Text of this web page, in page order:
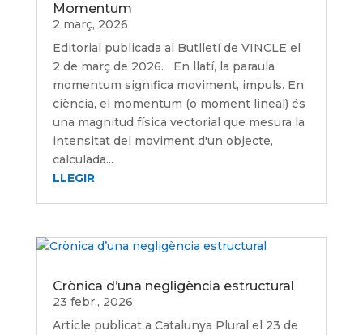
Momentum
2 març, 2026
Editorial publicada al Butlletí de VINCLE el
2 de març de 2026. En llatí, la paraula
momentum significa moviment, impuls. En
ciència, el momentum (o moment lineal) és
una magnitud física vectorial que mesura la
intensitat del moviment d'un objecte,
calculada...
LLEGIR
Crònica d’una negligència estructural
23 febr., 2026
Article publicat a Catalunya Plural el 23 de